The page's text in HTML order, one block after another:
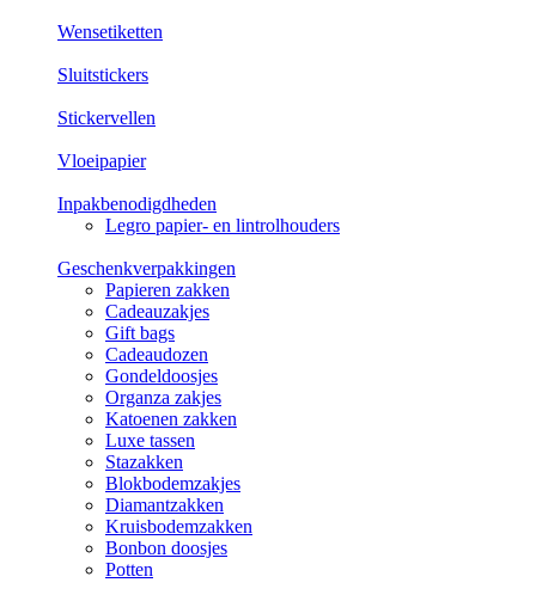
Wensetiketten
Sluitstickers
Stickervellen
Vloeipapier
Inpakbenodigdheden
Legro papier- en lintrolhouders
Geschenkverpakkingen
Papieren zakken
Cadeauzakjes
Gift bags
Cadeaudozen
Gondeldoosjes
Organza zakjes
Katoenen zakken
Luxe tassen
Stazakken
Blokbodemzakjes
Diamantzakken
Kruisbodemzakken
Bonbon doosjes
Potten